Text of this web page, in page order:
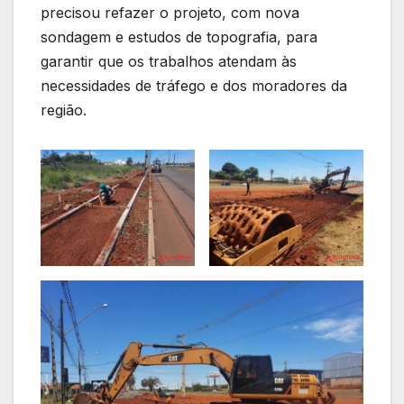
precisou refazer o projeto, com nova
sondagem e estudos de topografia, para
garantir que os trabalhos atendam às
necessidades de tráfego e dos moradores da
região.